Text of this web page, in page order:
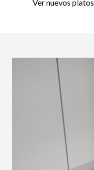
Ver nuevos platos